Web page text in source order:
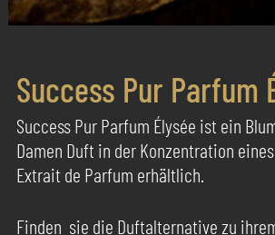
Success Pur Parfum
Success Pur Parfum Élysée ist ein
Damen Duft in der Konzentration
Extrait de Parfum erhältlich.
Finden sie die Duftalternative zu